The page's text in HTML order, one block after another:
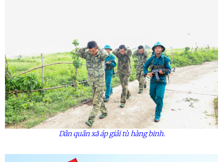
Dân quân xã áp giải tù hàng binh.